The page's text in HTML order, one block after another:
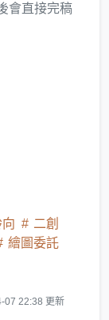
會直接完稿
二創
繪圖委託
07 22:38 更新